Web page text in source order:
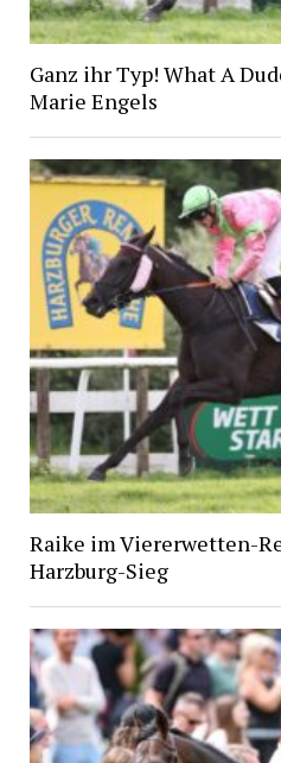
Ganz ihr Typ! What A
Marie Engels
Raike im Viererwetten-
Harzburg-Sieg